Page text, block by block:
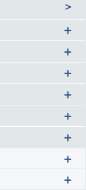
＞
＋
＋
＋
＋
＋
＋
＋
＋